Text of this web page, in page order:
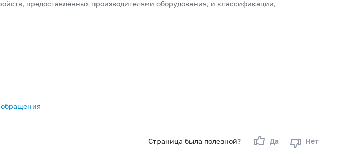
предоставленных производителями оборудования, и классификации,
Страница была полезной? Да Нет